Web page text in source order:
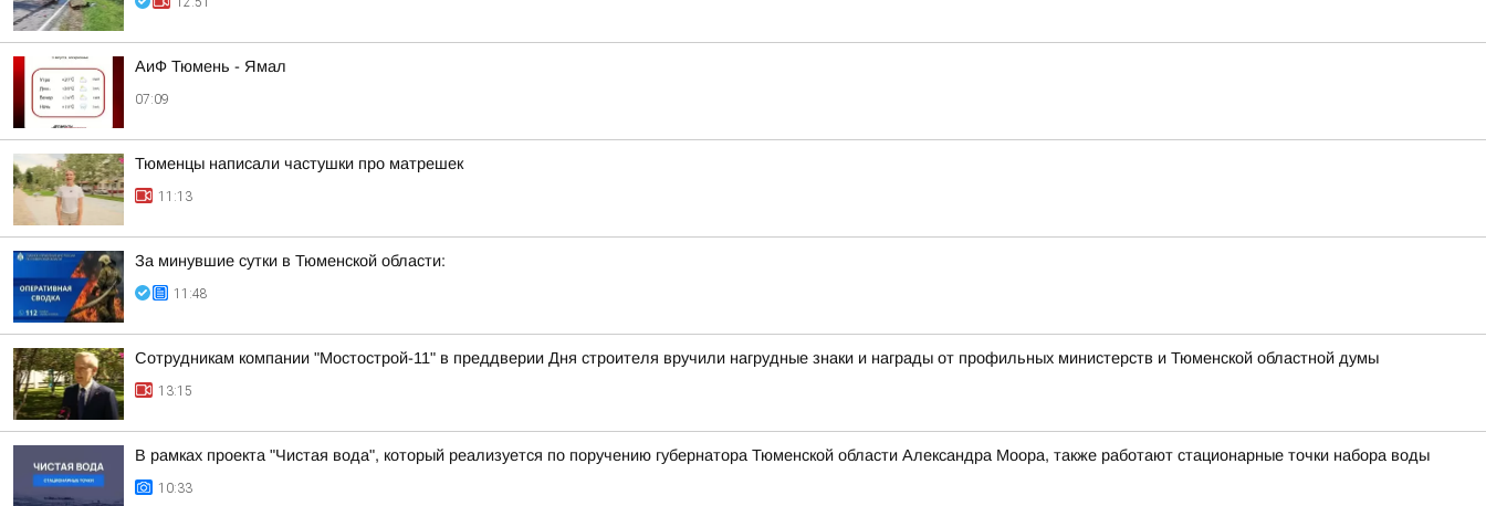
АиФ Тюмень - Ямал
07:09
Тюменцы написали частушки про матрешек
11:13
За минувшие сутки в Тюменской области:
11:48
Сотрудникам компании "Мостострой-11" в преддверии Дня строителя вручили нагрудные знаки и награды от профильных министерств и Тюменской областной думы
13:15
В рамках проекта "Чистая вода", который реализуется по поручению губернатора Тюменской области Александра Моора, также работают стационарные точки набора воды
10:33